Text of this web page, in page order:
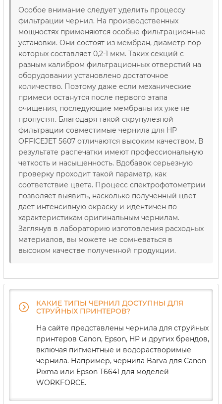
Особое внимание следует уделить процессу
фильтрации чернил. На производственных
мощностях применяются особые фильтрационные
установки. Они состоят из мембран, диаметр пор
которых составляет 0,2-1 мкм. Таких секций с
разным калибром фильтрационных отверстий на
оборудовании установлено достаточное
количество. Поэтому даже если механические
примеси останутся после первого этапа
очищения, последующие мембраны их уже не
пропустят. Благодаря такой скрупулезной
фильтрации совместимые чернила для HP
OFFICEJET 5607 отличаются высоким качеством. В
результате распечатки имеют профессиональную
четкость и насыщенность. Вдобавок серьезную
проверку проходит такой параметр, как
соответствие цвета. Процесс спектрофотометрии
позволяет выявить, насколько полученный цвет
дает интенсивную окраску и идентичен по
характеристикам оригинальным чернилам.
Заглянув в лабораторию изготовления расходных
материалов, вы можете не сомневаться в
высоком качестве полученной продукции.
КАКИЕ ТИПЫ ЧЕРНИЛ ДОСТУПНЫ ДЛЯ
СТРУЙНЫХ ПРИНТЕРОВ?
На сайте представлены чернила для струйных
принтеров Canon, Epson, HP и других брендов,
включая пигментные и водорастворимые
чернила. Например, чернила Barva для Canon
Pixma или Epson T6641 для моделей
WORKFORCE.